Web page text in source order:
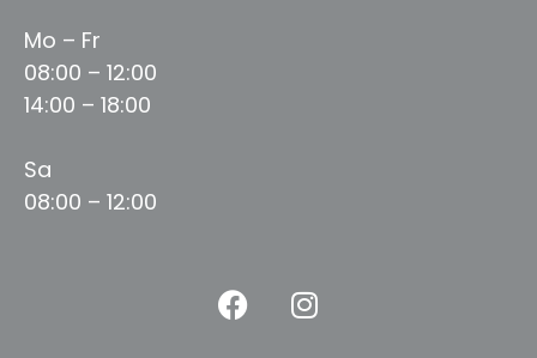
Mo – Fr
08:00 – 12:00
14:00 – 18:00
Sa
08:00 – 12:00